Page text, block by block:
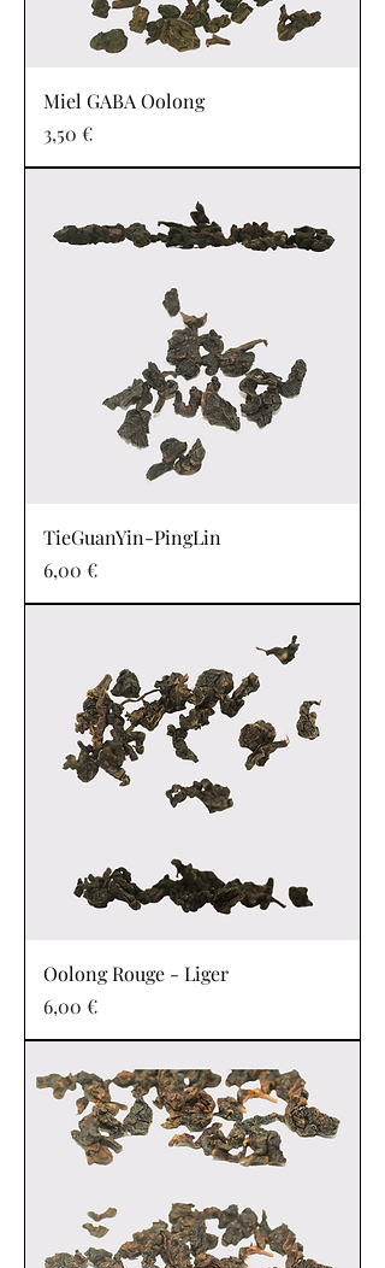
Miel GABA Oolong
Prix
3,50 €
TieGuanYin-PingLin
Prix
6,00 €
Oolong Rouge - Liger
Prix
6,00 €